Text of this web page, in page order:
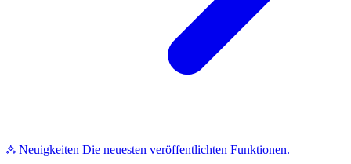
Neuigkeiten Die neuesten veröffentlichten Funktionen.